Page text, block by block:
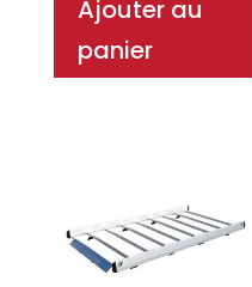
Ajouter au
panier